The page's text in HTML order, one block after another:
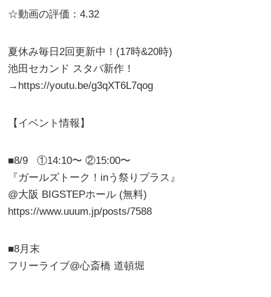
☆動画の評価：4.32
夏休み毎日2回更新中！(17時&20時)
池田セカンド スタバ新作！
→https://youtu.be/g3qXT6L7qog
【イベント情報】
■8/9 ①14:10〜 ②15:00〜
『ガールズトーク！inう祭りプラス』
@大阪 BIGSTEPホール (無料)
https://www.uuum.jp/posts/7588
■8月末
フリーライブ@心斎橋 道頓堀